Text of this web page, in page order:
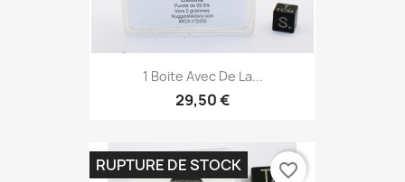
1 Boite Avec De La...
29,50 €
RUPTURE DE STOCK favorite_border